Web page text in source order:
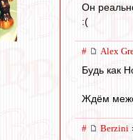
Он
:(
# Alex
Будь как
Ждём
# Berzini